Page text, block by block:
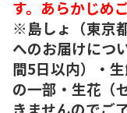
す。あらかじめ
※島しょ（東京
へのお届けにつ
間5日以内）・
の一部・生花（
きませんのでご